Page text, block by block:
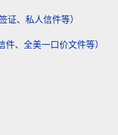
证、私人信件等）
、全美一口价文件等）